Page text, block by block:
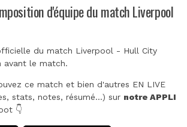
d'équipe du match Liverpool
du match Liverpool - Hull City
avant le match.
ce match et bien d'autres EN LIVE
stats, notes, résumé...) sur notre APPLI
👇